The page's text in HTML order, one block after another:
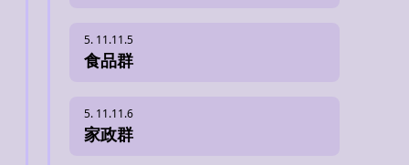
食品群
家政群